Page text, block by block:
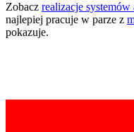
Zobacz realizacje
najlepiej pracuje w parze z
pokazuje.